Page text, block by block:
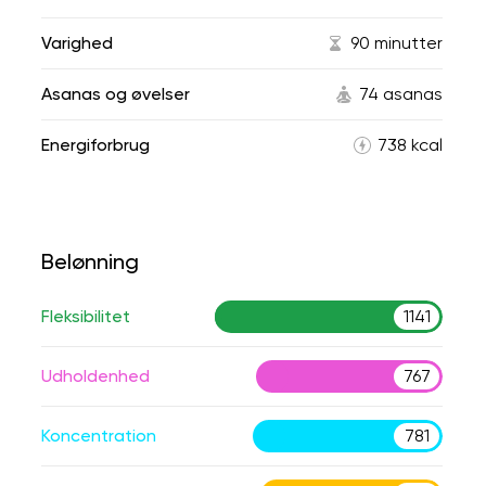
Varighed 90 minutter
Asanas og øvelser 74 asanas
Energiforbrug 738 kcal
Belønning
Fleksibilitet 1141
Udholdenhed 767
Koncentration 781